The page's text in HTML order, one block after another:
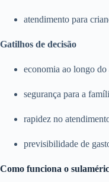
atendimento para
Gatilhos de decisão
economia ao longo do
segurança para a
rapidez no
previsibilidade de
Como funciona o